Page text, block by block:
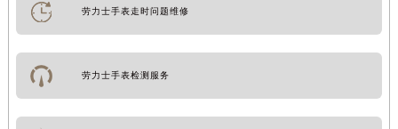
劳力士手表走时问题维修
劳力士手表检测服务